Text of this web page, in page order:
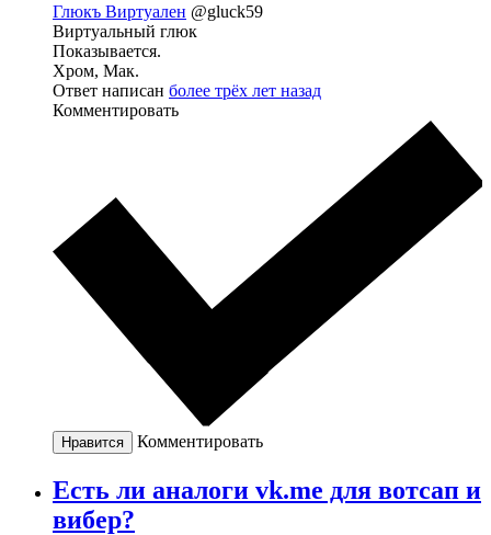
Глюкъ Виртуален @gluck59
Виртуальный глюк
Показывается.
Хром, Мак.
Ответ написан более трёх лет назад
Комментировать
Нравится Комментировать
Есть ли аналоги vk.me для вотсап и
вибер?